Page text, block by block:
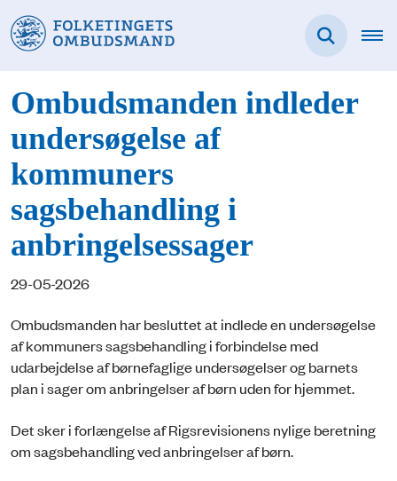
Ombudsmanden indleder
undersøgelse af
kommuners
sagsbehandling i
anbringelsessager
29-05-2026
Ombudsmanden har besluttet at indlede en undersøgelse
af kommuners sagsbehandling i forbindelse med
udarbejdelse af børnefaglige undersøgelser og barnets
plan i sager om anbringelser af børn uden for hjemmet.
Det sker i forlængelse af Rigsrevisionens nylige beretning
om sagsbehandling ved anbringelser af børn.